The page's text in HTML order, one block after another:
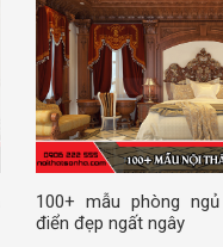
100+ mẫu phòng
điển đẹp ngất ngây